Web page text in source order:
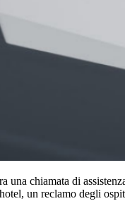
una chiamata di
un reclamo degli